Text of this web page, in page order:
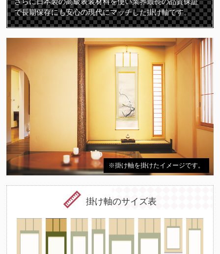
で長期保存にも安心の現代にマッチした掛け軸です。
※掛け軸を掛けたイメージです。
掛け軸のサイズ表